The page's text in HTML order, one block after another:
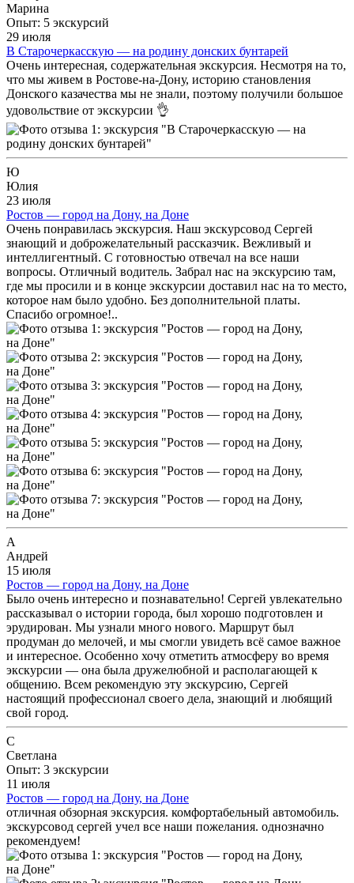
Марина
Опыт: 5 экскурсий
29 июля
В Старочеркасскую — на родину донских бунтарей
Очень интересная, содержательная экскурсия. Несмотря на то,
что мы живем в Ростове-на-Дону, историю становления
Донского казачества мы не знали, поэтому получили большое
удовольствие от экскурсии 👌
Ю
Юлия
23 июля
Ростов — город на Дону, на Доне
Очень понравилась экскурсия. Наш экскурсовод Сергей
знающий и доброжелательный рассказчик. Вежливый и
интеллигентный. С готовностью отвечал на все наши
вопросы. Отличный водитель. Забрал нас на экскурсию там,
где мы просили и в конце экскурсии доставил нас на то место,
которое нам было удобно. Без дополнительной платы.
Спасибо огромное!..
А
Андрей
15 июля
Ростов — город на Дону, на Доне
Было очень интересно и познавательно! Сергей увлекательно
рассказывал о истории города, был хорошо подготовлен и
эрудирован. Мы узнали много нового. Маршрут был
продуман до мелочей, и мы смогли увидеть всё самое важное
и интересное. Особенно хочу отметить атмосферу во время
экскурсии — она была дружелюбной и располагающей к
общению. Всем рекомендую эту экскурсию, Сергей
настоящий профессионал своего дела, знающий и любящий
свой город.
С
Светлана
Опыт: 3 экскурсии
11 июля
Ростов — город на Дону, на Доне
отличная обзорная экскурсия. комфортабельный автомобиль.
экскурсовод сергей учел все наши пожелания. однозначно
рекомендуем!